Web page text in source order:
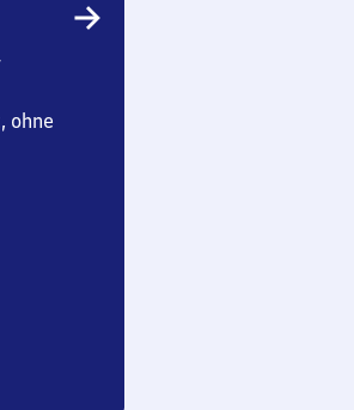
ohne